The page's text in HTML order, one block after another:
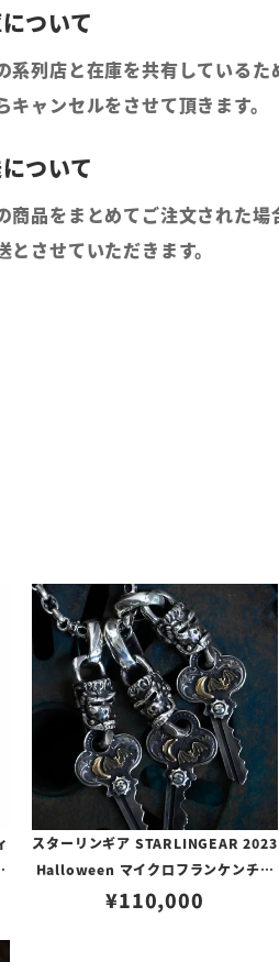
系列店と在庫を共有している
キャンセルをさせて頂きます。
商品をまとめてご注文された
とさせていただきます。
スターリンギア STARLINGEAR 2023
Halloween マイクロフランケンチン
プペンダント w/ アンティークキー&
¥110,000